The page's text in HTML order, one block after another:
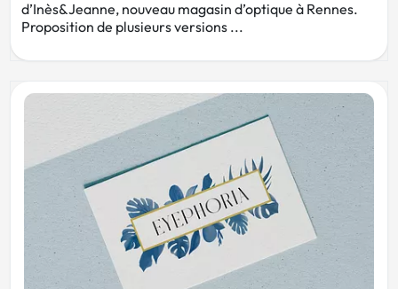
d’Inès&Jeanne, nouveau magasin d’optique à Rennes.
Proposition de plusieurs versions ...